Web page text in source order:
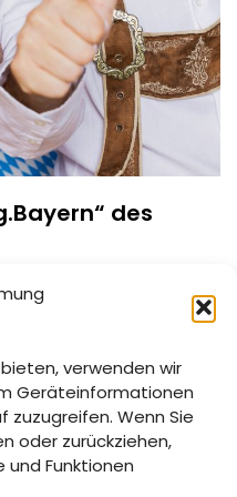
verwenden wir
Geräteinformationen
Wenn Sie
oder zurückziehen,
Funktionen
des
des Bayerischen
gebeten! Der
ist eine